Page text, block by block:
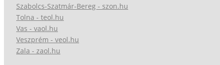
Szabolcs-Szatmár-Bereg - szon.hu
Tolna - teol.hu
Vas - vaol.hu
Veszprém - veol.hu
Zala - zaol.hu